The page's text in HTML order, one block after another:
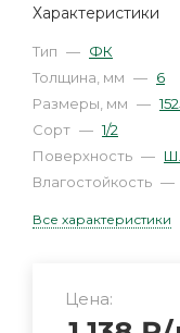
Характеристики
Тип — ФК
Толщина, мм — 6
Размеры, мм —
Сорт — 1/2
Поверхность —
Влагостойкость —
Все характеристики
Цена: